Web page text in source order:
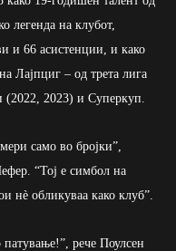
легенда на клубот,
и 66 асистенции, и како
Лајпциг – од трета лига
2023) и Суперкуп.
само во бројки”,
“Тој е симбол на
нè обликуваа како клуб”.
рече Поулсен